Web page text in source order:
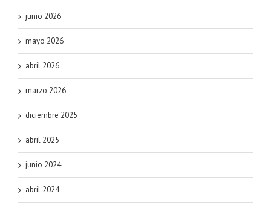
junio 2026
mayo 2026
abril 2026
marzo 2026
diciembre 2025
abril 2025
junio 2024
abril 2024